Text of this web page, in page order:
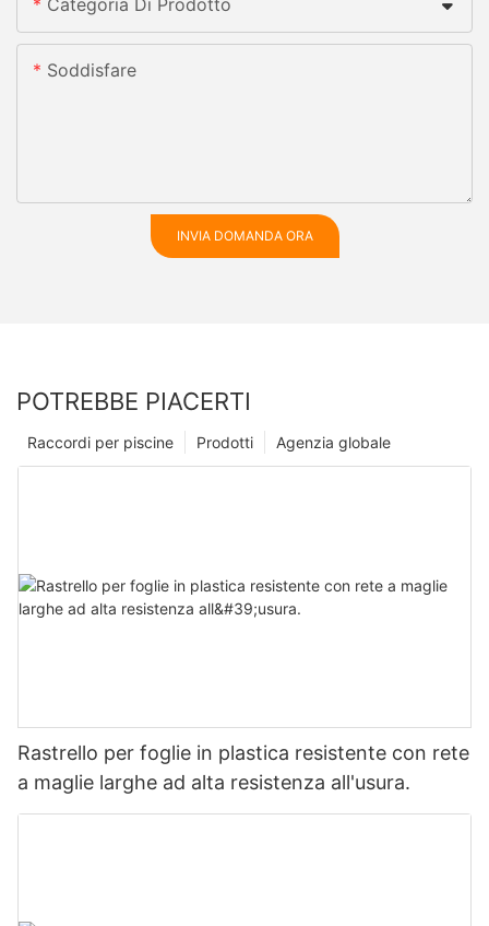
Categoria Di Prodotto
Soddisfare
INVIA DOMANDA ORA
POTREBBE PIACERTI
Agenzia globale
Prodotti
Raccordi per piscine
Rastrello per foglie in plastica resistente con rete
a maglie larghe ad alta resistenza all'usura.